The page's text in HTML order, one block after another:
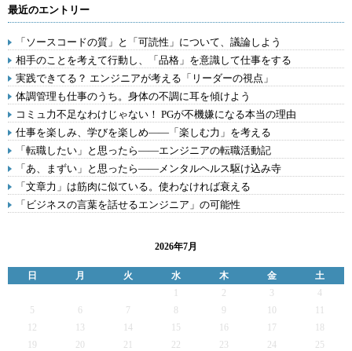
最近のエントリー
「ソースコードの質」と「可読性」について、議論しよう
相手のことを考えて行動し、「品格」を意識して仕事をする
実践できてる？ エンジニアが考える「リーダーの視点」
体調管理も仕事のうち。身体の不調に耳を傾けよう
コミュ力不足なわけじゃない！ PGが不機嫌になる本当の理由
仕事を楽しみ、学びを楽しめ――「楽しむ力」を考える
「転職したい」と思ったら――エンジニアの転職活動記
「あ、まずい」と思ったら――メンタルヘルス駆け込み寺
「文章力」は筋肉に似ている。使わなければ衰える
「ビジネスの言葉を話せるエンジニア」の可能性
2026年7月
日 月 火 水 木 金
土
2 3
4
5
6 7 9
12
13 14 15 16 17
19
20 21 22 23 24
25